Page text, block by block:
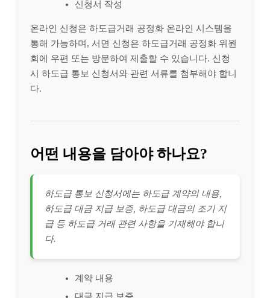
신청서 작성
온라인 신청은 하도급거래 공정화 온라인 시스템을
통해 가능하며, 서면 신청은 하도급거래 공정화 위원
회에 우편 또는 방문하여 제출할 수 있습니다. 신청
시 하도급 통보 신청서와 관련 서류를 첨부해야 합니
다.
어떤 내용을 담아야 하나요?
하도급 통보 신청서에는 하도급 계약의 내용,
하도급 대금 지급 보증, 하도급 대금의 조기 지
급 등 하도급 거래 관련 사항을 기재해야 합니
다.
계약 내용
대금 지급 보증